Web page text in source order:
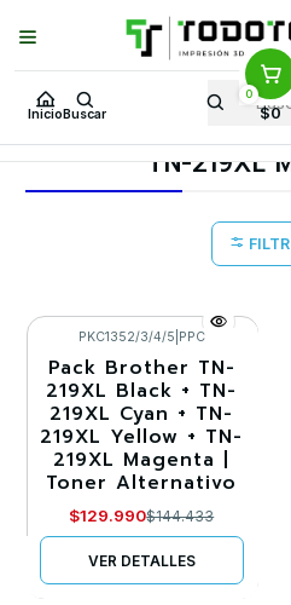
Inicio Buscar
0
$0
Puedes Elegir: Comprar enTienda·
Tienda en
Inicio Toner y tambor Toner
Insumos BROTHER TN-219XL
TN-219XL
-10%
Agotado
PKC1352/3/4/5 PPC
Pack Brother TN-
219XL Black + TN-
219XL Cyan + TN-
219XL Yellow + TN-
219XL Magenta |
Toner Alternativo
$129.990$144.433
VER DETALLES